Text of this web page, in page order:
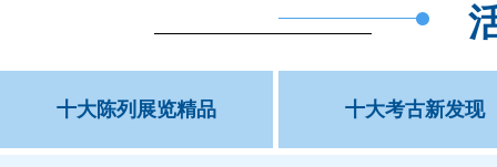
十大陈列展览精品 十大考古新发现